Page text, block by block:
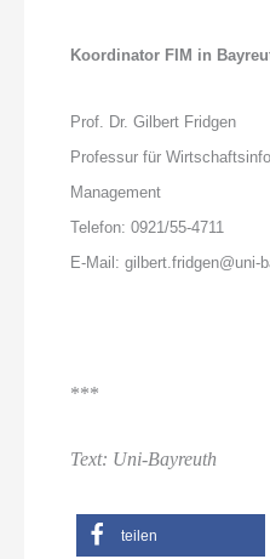
Koordinator FIM in
Prof. Dr. Gilbert Fridgen
Professur für
Management
Telefon: 0921/55-4711
E-Mail: gilbert.fridgen@uni-
***
Text: Uni-Bayreuth
teilen